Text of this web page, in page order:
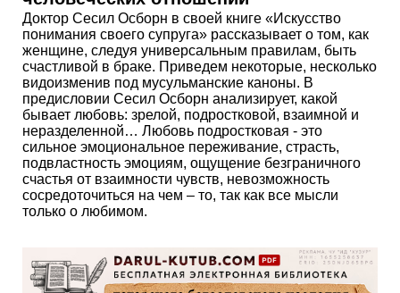
Доктор Сесил Осборн в своей книге «Искусство
понимания своего супруга» рассказывает о том, как
женщине, следуя универсальным правилам, быть
счастливой в браке. Приведем некоторые, несколько
видоизменив под мусульманские каноны. В
предисловии Сесил Осборн анализирует, какой
бывает любовь: зрелой, подростковой, взаимной и
неразделенной… Любовь подростковая - это
сильное эмоциональное переживание, страсть,
подвластность эмоциям, ощущение безграничного
счастья от взаимности чувств, невозможность
сосредоточиться на чем – то, так как все мысли
только о любимом.